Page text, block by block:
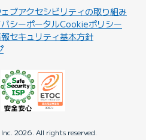
ェブアクセシビリティの取り組み
シーポータルCookieポリシー
セキュリティ基本方針
2026. All rights reserved.